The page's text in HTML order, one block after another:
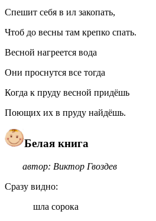
Спешит себя в ил закопать,
Чтоб до весны там крепко спать.
Весной нагреется вода
Они проснутся все тогда
Когда к пруду весной придёшь
Поющих их в пруду найдёшь.
Белая книга
автор: Виктор Гвоздев
Сразу видно:
шла сорока